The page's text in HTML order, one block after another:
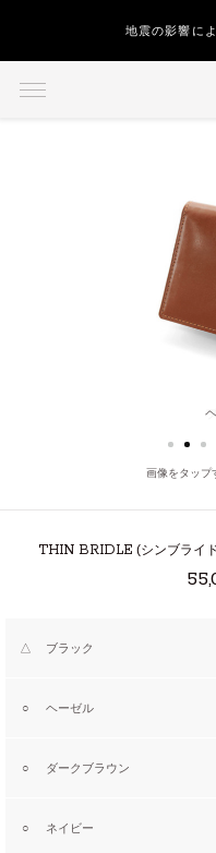
地震の影響に
画像をタップ
THIN BRIDLE (シンブライ
△ ブラック
○ ヘーゼル
○ ダークブラウン
○ ネイビー